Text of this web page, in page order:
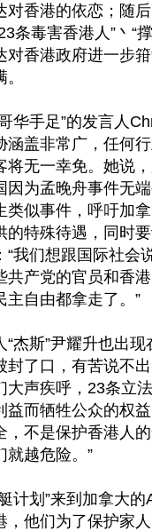
对香港的依恋；随
条毒害香港人”丶“
对香港政府进一步
华手足”的发言人
涵盖非常广，任何
将无一幸免。她说
因为孟晚舟事件无
类似事件，呼吁加
的特殊待遇，同时
“我们想跟国际社会
共产党的官员和香
主自由都拿走了。”
杰斯”尹耀升也出现
封了口，有苦说不
大声疾呼，23条立
益而牺牲公众的权
，不是保护香港人
就越危险。”
计划”来到加拿大
，他们为了保护家